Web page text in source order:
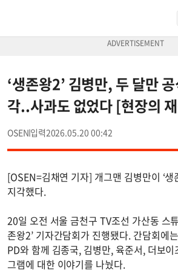
‘생존왕2’ 김병만, 두 달만
각..사과도 없었다 [현장의
OSEN 2026.05.20 00:42
[OSEN=김채연 기자] 개그맨 김병만이 ‘생
지각했다.
20일 오전 서울 금천구 TV조선 가산동 스
존왕2’ 기자간담회가 진행됐다. 간담회에
PD와 함께 김종국, 김병만, 육준서, 더보
그램에 대한 이야기를 나눴다.